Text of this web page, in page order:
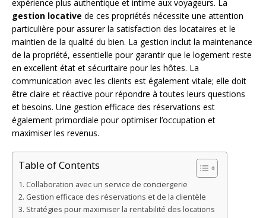
expérience plus authentique et intime aux voyageurs. La
gestion locative de ces propriétés nécessite une attention
particulière pour assurer la satisfaction des locataires et le
maintien de la qualité du bien. La gestion inclut la maintenance
de la propriété, essentielle pour garantir que le logement reste
en excellent état et sécuritaire pour les hôtes. La
communication avec les clients est également vitale; elle doit
être claire et réactive pour répondre à toutes leurs questions
et besoins. Une gestion efficace des réservations est
également primordiale pour optimiser l’occupation et
maximiser les revenus.
Table of Contents
Collaboration avec un service de conciergerie
Gestion efficace des réservations et de la clientèle
Stratégies pour maximiser la rentabilité des locations